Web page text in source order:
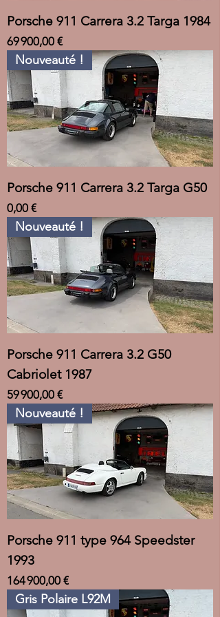
Porsche 911 Carrera 3.2 Targa 1984
Prix
69 900,00 €
Nouveauté !
Porsche 911 Carrera 3.2 Targa G50
Prix
0,00 €
Nouveauté !
Porsche 911 Carrera 3.2 G50
Cabriolet 1987
Prix
59 900,00 €
Nouveauté !
Porsche 911 type 964 Speedster
1993
Prix
164 900,00 €
Gris Polaire L92M